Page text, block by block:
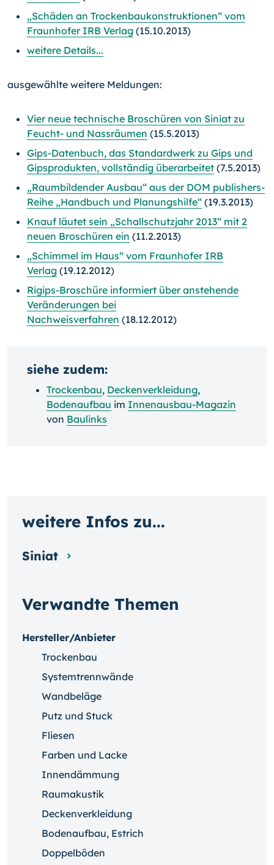
„Schäden an Trockenbaukonstruktionen“ vom
Fraunhofer IRB Verlag (15.10.2013)
weitere Details...
ausgewählte weitere Meldungen:
Vier neue technische Broschüren von Siniat zu
Feucht- und Nassräumen (15.5.2013)
Gips-Datenbuch, das Standardwerk zu Gips und
Gipsprodukten, vollständig überarbeitet (7.5.2013)
„Raumbildender Ausbau“ aus der DOM publishers-
Reihe „Handbuch und Planungshilfe“ (19.3.2013)
Knauf läutet sein „Schallschutzjahr 2013“ mit 2
neuen Broschüren ein (11.2.2013)
„Schimmel im Haus“ vom Fraunhofer IRB
Verlag (19.12.2012)
Rigips-Broschüre informiert über anstehende
Veränderungen bei
Nachweisverfahren (18.12.2012)
siehe zudem:
Trockenbau, Deckenverkleidung,
Bodenaufbau im Innenausbau-Magazin
von Baulinks
Verwandte Themen
Hersteller/Anbieter
Trockenbau
Systemtrennwände
Wandbeläge
Putz und Stuck
Fliesen
Farben und Lacke
Innendämmung
Raumakustik
Deckenverkleidung
Bodenaufbau, Estrich
Doppelböden
weitere Infos zu...
Siniat